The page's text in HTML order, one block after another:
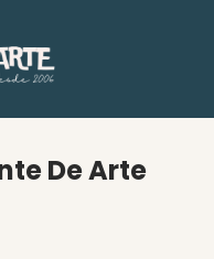
De Arte